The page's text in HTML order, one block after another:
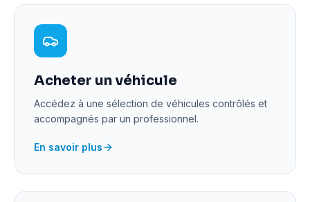
Acheter un véhicule
Accédez à une sélection de véhicules contrôlés et
accompagnés par un professionnel.
En savoir plus